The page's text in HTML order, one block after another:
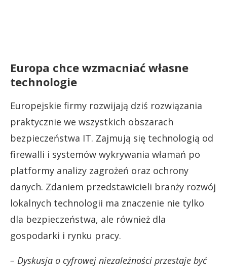
Europa chce wzmacniać własne
technologie
Europejskie firmy rozwijają dziś rozwiązania
praktycznie we wszystkich obszarach
bezpieczeństwa IT. Zajmują się technologią od
firewalli i systemów wykrywania włamań po
platformy analizy zagrożeń oraz ochrony
danych. Zdaniem przedstawicieli branży rozwój
lokalnych technologii ma znaczenie nie tylko
dla bezpieczeństwa, ale również dla
gospodarki i rynku pracy.
– Dyskusja o cyfrowej niezależności przestaje być